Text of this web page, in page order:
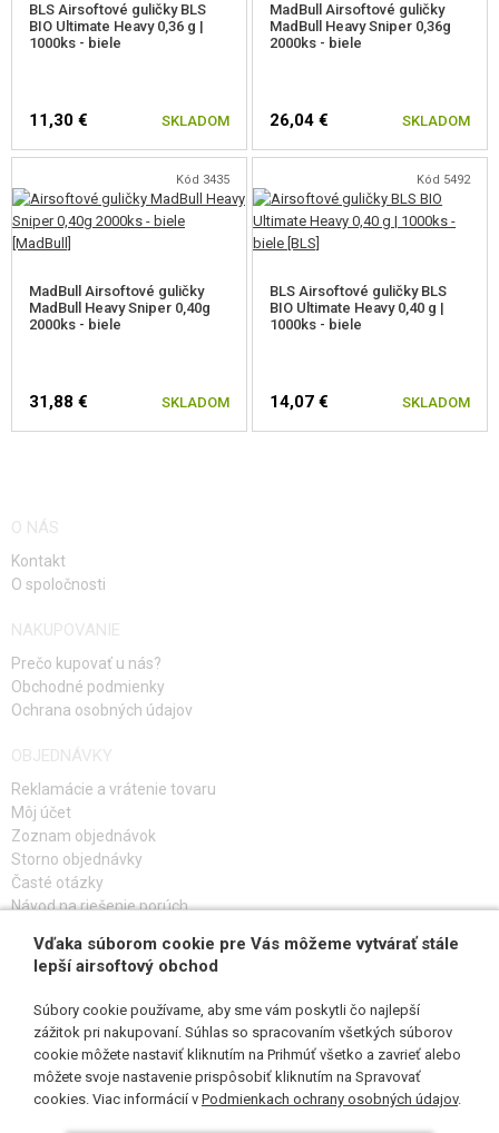
svojou špičkovou kvalitou a radom inovatívnych riešení.
drobné stopy po nástroji. Nejedná sa o vadu a podľa výrobcu PDI nemajú
vplyv na presnosť streľby. Pozriwww.x-fire.org/etop/01+.html
BLS Airsoftové guličky BLS
BIO Ultimate Heavy 0,36 g |
1000ks - biele
11,30 € SKLADOM
MadBull Airsoftové guličky
MadBull Heavy Sniper 0,36g
2000ks - biele
26,04 € SKLADOM
Kód 3435
MadBull Airsoftové guličky
MadBull Heavy Sniper 0,40g
2000ks - biele
31,88 € SKLADOM
Kód 5492
BLS Airsoftové guličky BLS
BIO Ultimate Heavy 0,40 g |
1000ks - biele
14,07 € SKLADOM
O NÁS
Kontakt
O spoločnosti
NAKUPOVANIE
Prečo kupovať u nás?
Obchodné podmienky
Ochrana osobných údajov
OBJEDNÁVKY
Reklamácie a vrátenie tovaru
Môj účet
Zoznam objednávok
Storno objednávky
Časté otázky
Návod na riešenie porúch
PRIHLÁS SA K ODBERU
SLEDUJ NÁS
Vďaka súborom cookie pre Vás môžeme vytvárať stále
lepší airsoftový obchod
Súbory cookie používame, aby sme vám poskytli čo najlepší
zážitok pri nakupovaní. Súhlas so spracovaním všetkých súborov
cookie môžete nastaviť kliknutím na Prihmúť všetko a zavrieť alebo
môžete svoje nastavenie prispôsobiť kliknutím na Spravovať
cookies. Viac informácií v Podmienkach ochrany osobných údajov.